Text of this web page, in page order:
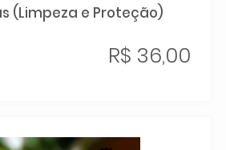
(Limpeza e Proteção)
R$ 36,00